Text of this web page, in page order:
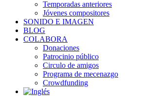
Temporadas anteriores
Jóvenes compositores
SONIDO E IMAGEN
BLOG
COLABORA
Donaciones
Patrocinio público
Circulo de amigos
Programa de mecenazgo
Crowdfunding